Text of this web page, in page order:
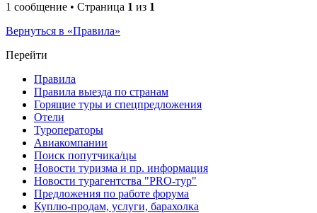
1 сообщение • Страница 1 из 1
Вернуться в «Правила»
Перейти
Правила
Правила выезда по странам
Горящие туры и спецпредложения
Отели
Туроператоры
Авиакомпании
Поиск попутчика/цы
Новости туризма и пр. информация
Новости турагентства "PRO-тур"
Предложения по работе форума
Куплю-продам, услуги, барахолка